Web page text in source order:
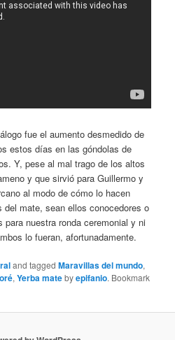
fue el aumento desmedido de
estos días en las góndolas de
Y, pese al mal trago de los altos
y que sirvió para Guillermo y
al modo de cómo lo hacen
mate, sean ellos conocedores o
para nuestra ronda ceremonial y ni
lo fueran, afortunadamente.
and taggedMaravillas del mundo,
,Yerba matebyepifanio. Bookmark